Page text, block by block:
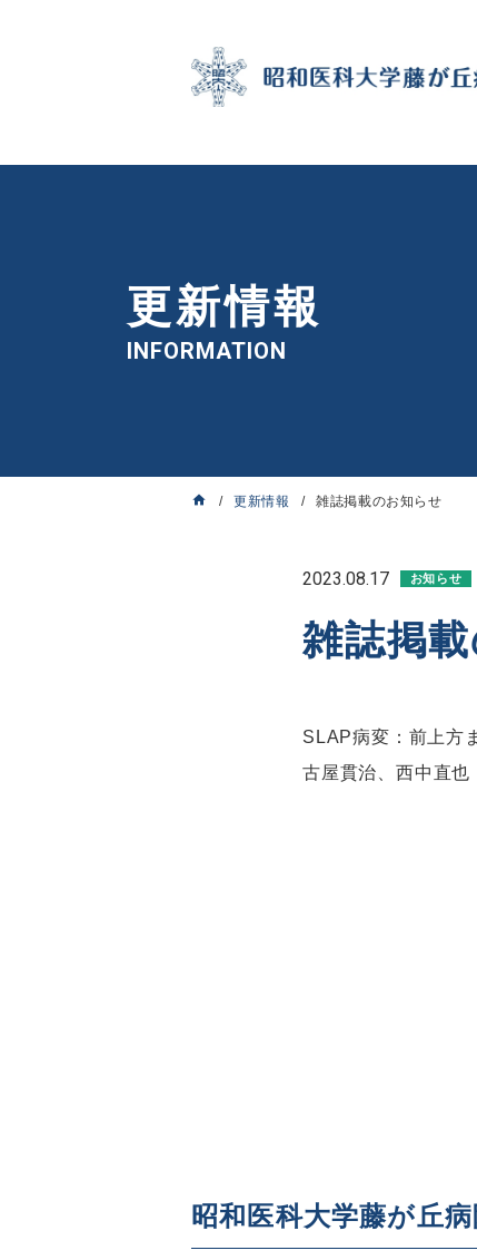
更新情報
INFORMATION
更新情報 雑誌掲載のお知らせ
2023.08.17 お知らせ
雑誌掲
SLAP病変：前上方
古屋貫治、西中直
昭和医科大学藤が丘